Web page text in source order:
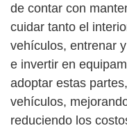
de contar con
cuidar tanto el
vehículos, entrenar
e invertir en
adoptar estas
vehículos,
reduciendo los